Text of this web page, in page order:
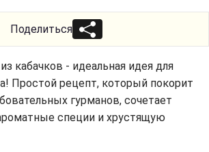
Поделиться
кабачков - идеальная идея для
Простой рецепт, который покорит
гурманов, сочетает
специи и хрустящую